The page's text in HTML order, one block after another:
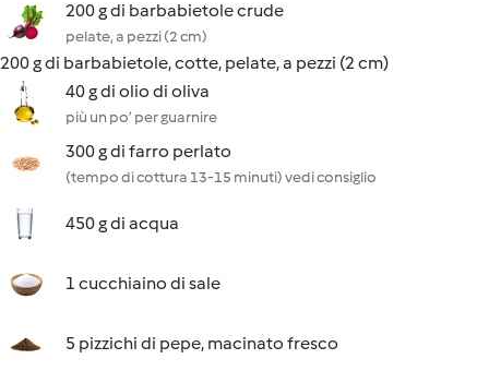
200 g di barbabietole crude
pelate, a pezzi (2 cm)
200 g di barbabietole, cotte, pelate, a pezzi (2 cm)
40 g di olio di oliva
più un po’ per guarnire
300 g di farro perlato
(tempo di cottura 13-15 minuti) vedi consiglio
450 g di acqua
1 cucchiaino di sale
5 pizzichi di pepe, macinato fresco